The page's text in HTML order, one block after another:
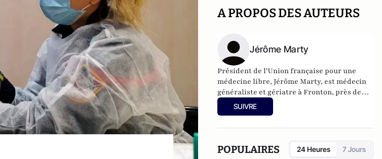
A PROPOS DES AUTEURS
Jérôme Marty
Président de l'Union française pour une
médecine libre, Jérôme Marty, est médecin
généraliste et gériatre à Fronton, près de
Toulouse.
SUIVRE
POPULAIRES 24 Heures 7 Jours